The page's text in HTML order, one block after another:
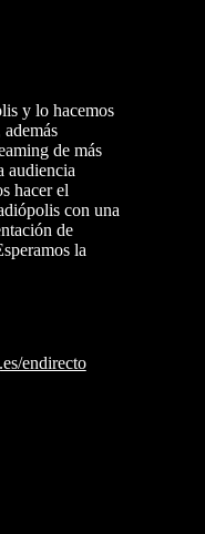
y lo hacemos
de más
audiencia
hacer el
con una
de
la
endirecto